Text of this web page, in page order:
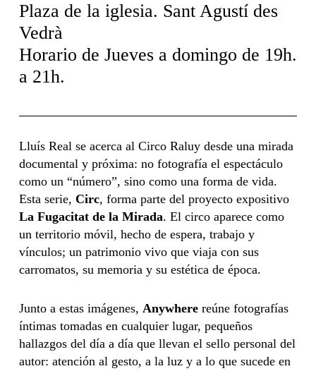
Plaza de la iglesia. Sant Agustí des
Vedrà
Horario de Jueves a domingo de 19h.
a 21h.
Lluís Real se acerca al Circo Raluy desde una mirada
documental y próxima: no fotografía el espectáculo
como un “número”, sino como una forma de vida.
Esta serie, Circ, forma parte del proyecto expositivo
La Fugacitat de la Mirada. El circo aparece como
un territorio móvil, hecho de espera, trabajo y
vínculos; un patrimonio vivo que viaja con sus
carromatos, su memoria y su estética de época.
Junto a estas imágenes, Anywherereúne fotografías
íntimas tomadas en cualquier lugar, pequeños
hallazgos del día a día que llevan el sello personal del
autor: atención al gesto, a la luz y a lo que sucede en